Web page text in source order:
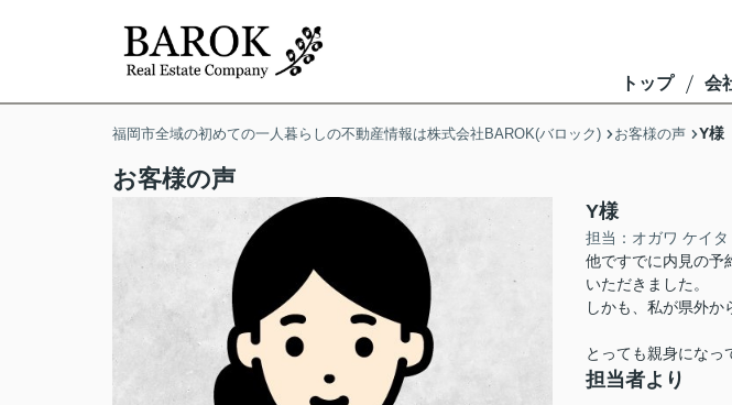
トップ 会
福岡市全域の初めての一人暮らしの不動産情報は株式会社BAROK(バロック) お客様の声 Y様
お客様の声
Y様
担当：オガワ ケイタ
他ですでに内見の予
いただきました。
しかも、私が県外か
とっても親身になっ
担当者より